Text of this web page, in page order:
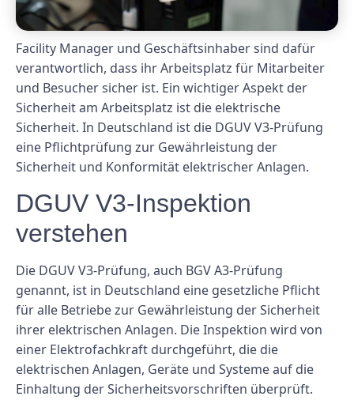
Facility Manager und Geschäftsinhaber sind dafür
verantwortlich, dass ihr Arbeitsplatz für Mitarbeiter
und Besucher sicher ist. Ein wichtiger Aspekt der
Sicherheit am Arbeitsplatz ist die elektrische
Sicherheit. In Deutschland ist die DGUV V3-Prüfung
eine Pflichtprüfung zur Gewährleistung der
Sicherheit und Konformität elektrischer Anlagen.
DGUV V3-Inspektion
verstehen
Die DGUV V3-Prüfung, auch BGV A3-Prüfung
genannt, ist in Deutschland eine gesetzliche Pflicht
für alle Betriebe zur Gewährleistung der Sicherheit
ihrer elektrischen Anlagen. Die Inspektion wird von
einer Elektrofachkraft durchgeführt, die die
elektrischen Anlagen, Geräte und Systeme auf die
Einhaltung der Sicherheitsvorschriften überprüft.